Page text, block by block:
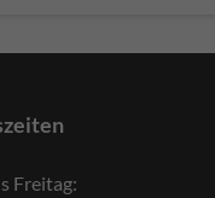
Freitag: